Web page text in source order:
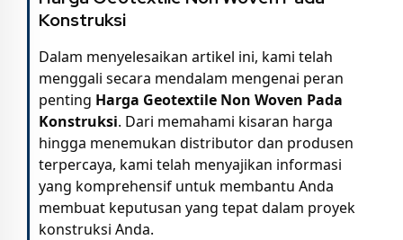
Konstruksi
Dalam menyelesaikan artikel ini, kami telah
menggali secara mendalam mengenai peran
penting Harga Geotextile Non Woven Pada
Konstruksi. Dari memahami kisaran harga
hingga menemukan distributor dan produsen
terpercaya, kami telah menyajikan informasi
yang komprehensif untuk membantu Anda
membuat keputusan yang tepat dalam proyek
konstruksi Anda.